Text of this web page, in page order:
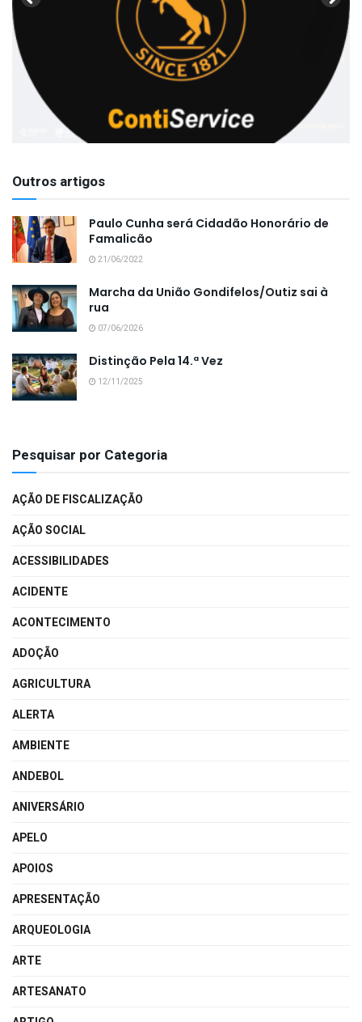
Outros artigos
Paulo Cunha será Cidadão Honorário de
Famalicão
21/06/2022
Marcha da União Gondifelos/Outiz sai à
rua
07/06/2026
Distinção Pela 14.ª Vez
12/11/2025
Pesquisar por Categoria
AÇÃO DE FISCALIZAÇÃO
AÇÃO SOCIAL
ACESSIBILIDADES
ACIDENTE
ACONTECIMENTO
ADOÇÃO
AGRICULTURA
ALERTA
AMBIENTE
ANDEBOL
ANIVERSÁRIO
APELO
APOIOS
APRESENTAÇÃO
ARQUEOLOGIA
ARTE
ARTESANATO